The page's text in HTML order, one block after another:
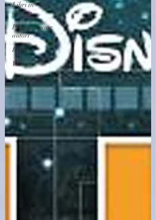
Libri in
vetrina
Presentazione
autori
Info
Vari
Poesia